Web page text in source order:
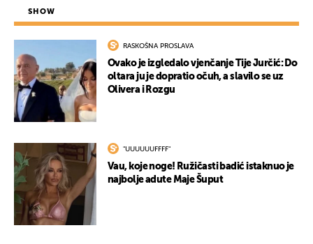
SHOW
RASKOŠNA PROSLAVA
Ovako je izgledalo vjenčanje Tije Jurčić: Do
oltara ju je dopratio očuh, a slavilo se uz
Olivera i Rozgu
"UUUUUUFFFF"
Vau, koje noge! Ružičasti badić istaknuo je
najbolje adute Maje Šuput